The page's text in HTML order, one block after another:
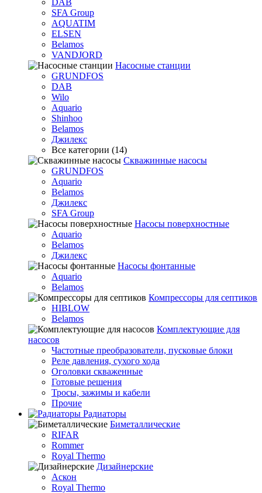
DAB
SFA Group
AQUATIM
ELSEN
Belamos
VANDJORD
Насосные станции
GRUNDFOS
DAB
Wilo
Aquario
Shinhoo
Belamos
Джилекс
Все категории (14)
Скважинные насосы
GRUNDFOS
Aquario
Belamos
Джилекс
SFA Group
Насосы поверхностные
Aquario
Belamos
Джилекс
Насосы фонтанные
Aquario
Belamos
Компрессоры для септиков
HIBLOW
Belamos
Комплектующие для
насосов
Частотные преобразователи, пусковые блоки
Реле давления, сухого хода
Оголовки скваженные
Готовые решения
Тросы, зажимы и кабели
Прочие
Радиаторы
Биметаллические
RIFAR
Rommer
Royal Thermo
Дизайнерские
Аскон
Royal Thermo